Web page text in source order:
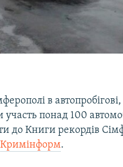
в
участь понад 100
до Книги рекордів
Кримінформ.